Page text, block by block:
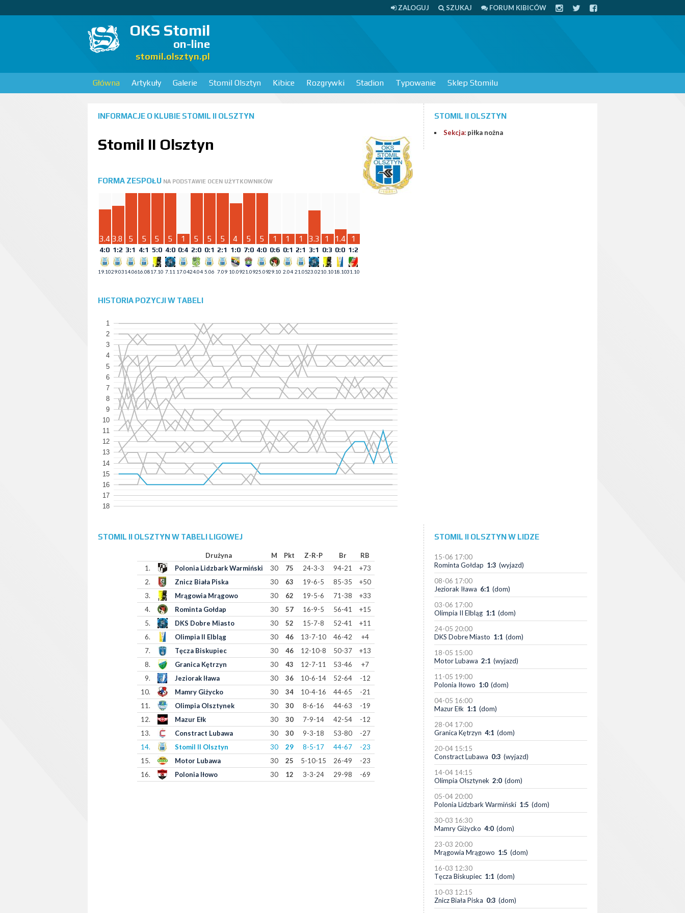
ZALOGUJ SZUKAJ FORUM KIBICÓW
OKS Stomil
on-line
stomil.olsztyn.pl
Główna Artykuły Galerie Stomil Olsztyn Kibice Rozgrywki Stadion Typowanie Sklep Stomilu
INFORMACJE O KLUBIE STOMIL II OLSZTYN
Stomil II Olsztyn
FORMA ZESPOŁU NA PODSTAWIE OCEN UŻYTKOWNIKÓW
1
1:2
31.10
1.4
0:0
18.10
1
0:3
10.10
3.3
3:1
23.02
1
2:1
21.05
1
0:1
2.04
1
0:6
29.10
5
4:0
25.09
5
7:0
21.09
4
1:0
10.09
5
2:1
7.09
5
0:1
5.06
5
2:0
24.04
1
0:4
17.04
5
4:0
7.11
5
5:0
17.10
5
4:1
16.08
5
3:1
14.06
3.8
1:2
29.03
3.4
4:0
19.10
HISTORIA POZYCJI W TABELI
1
2
3
4
5
6
7
8
9
10
11
12
13
14
15
16
17
18
STOMIL II OLSZTYN
Sekcja: piłka nożna
STOMIL II OLSZTYN W TABELI LIGOWEJ
Drużyna M Pkt Z-R-P Br
RB
1.
Polonia Lidzbark Warmiński 30 75 24-3-3 94-21
+73
2.
Znicz Biała Piska 30 63 19-6-5 85-35
+50
3.
Mrągowia Mrągowo 30 62 19-5-6 71-38
+33
4.
Rominta Gołdap 30 57 16-9-5 56-41
+15
5.
DKS Dobre Miasto 30 52 15-7-8 52-41
+11
6.
Olimpia II Elbląg 30 46 13-7-10 46-42
+4
7.
Tęcza Biskupiec 30 46 12-10-8 50-37
+13
8.
Granica Kętrzyn 30 43 12-7-11 53-46
+7
9.
Jeziorak Iława 30 36 10-6-14 52-64
-12
10.
Mamry Giżycko 30 34 10-4-16 44-65
-21
11.
Olimpia Olsztynek 30 30 8-6-16 44-63
-19
12.
Mazur Ełk 30 30 7-9-14 42-54
-12
13.
Constract Lubawa 30 30 9-3-18 53-80
-27
14.
Stomil II Olsztyn 30 29 8-5-17 44-67
-23
15.
Motor Lubawa 30 25 5-10-15 26-49
-23
16.
Polonia Iłowo 30 12 3-3-24 29-98 -69
STOMIL II OLSZTYN W LIDZE
15-06 17:00
Rominta Gołdap 1:3 (wyjazd)
08-06 17:00
Jeziorak Iława 6:1 (dom)
03-06 17:00
Olimpia II Elbląg 1:1 (dom)
24-05 20:00
DKS Dobre Miasto 1:1 (dom)
18-05 15:00
Motor Lubawa 2:1 (wyjazd)
11-05 19:00
Polonia Iłowo 1:0 (dom)
04-05 16:00
Mazur Ełk 1:1 (dom)
28-04 17:00
Granica Kętrzyn 4:1 (dom)
20-04 15:15
Constract Lubawa 0:3 (wyjazd)
14-04 14:15
Olimpia Olsztynek 2:0 (dom)
05-04 20:00
Polonia Lidzbark Warmiński 1:5 (dom)
30-03 16:30
Mamry Giżycko 4:0 (dom)
23-03 20:00
Mrągowia Mrągowo 1:5 (dom)
16-03 12:30
Tęcza Biskupiec 1:1 (dom)
10-03 12:15
Znicz Biała Piska 0:3 (dom)